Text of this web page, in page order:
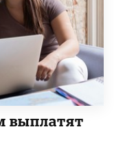
выплатят